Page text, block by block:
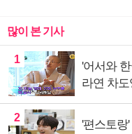
많이 본 기사
1
'어서와
라연 차
2
'편스토랑